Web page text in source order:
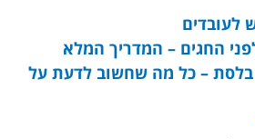
לעובדים
החגים – המדריך המלא
– כל מה שחשוב לדעת על